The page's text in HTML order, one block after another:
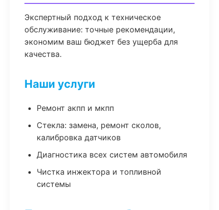
Экспертный подход к техническое
обслуживание: точные рекомендации,
экономим ваш бюджет без ущерба для
качества.
Наши услуги
Ремонт акпп и мкпп
Стекла: замена, ремонт сколов,
калибровка датчиков
Диагностика всех систем автомобиля
Чистка инжектора и топливной
системы